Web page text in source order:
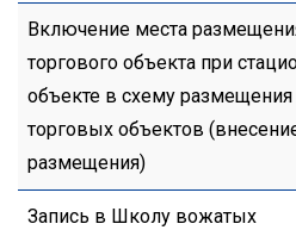
Включение места
торгового объекта при
объекте в схему
торговых объектов
размещения)
Запись в Школу вожатых